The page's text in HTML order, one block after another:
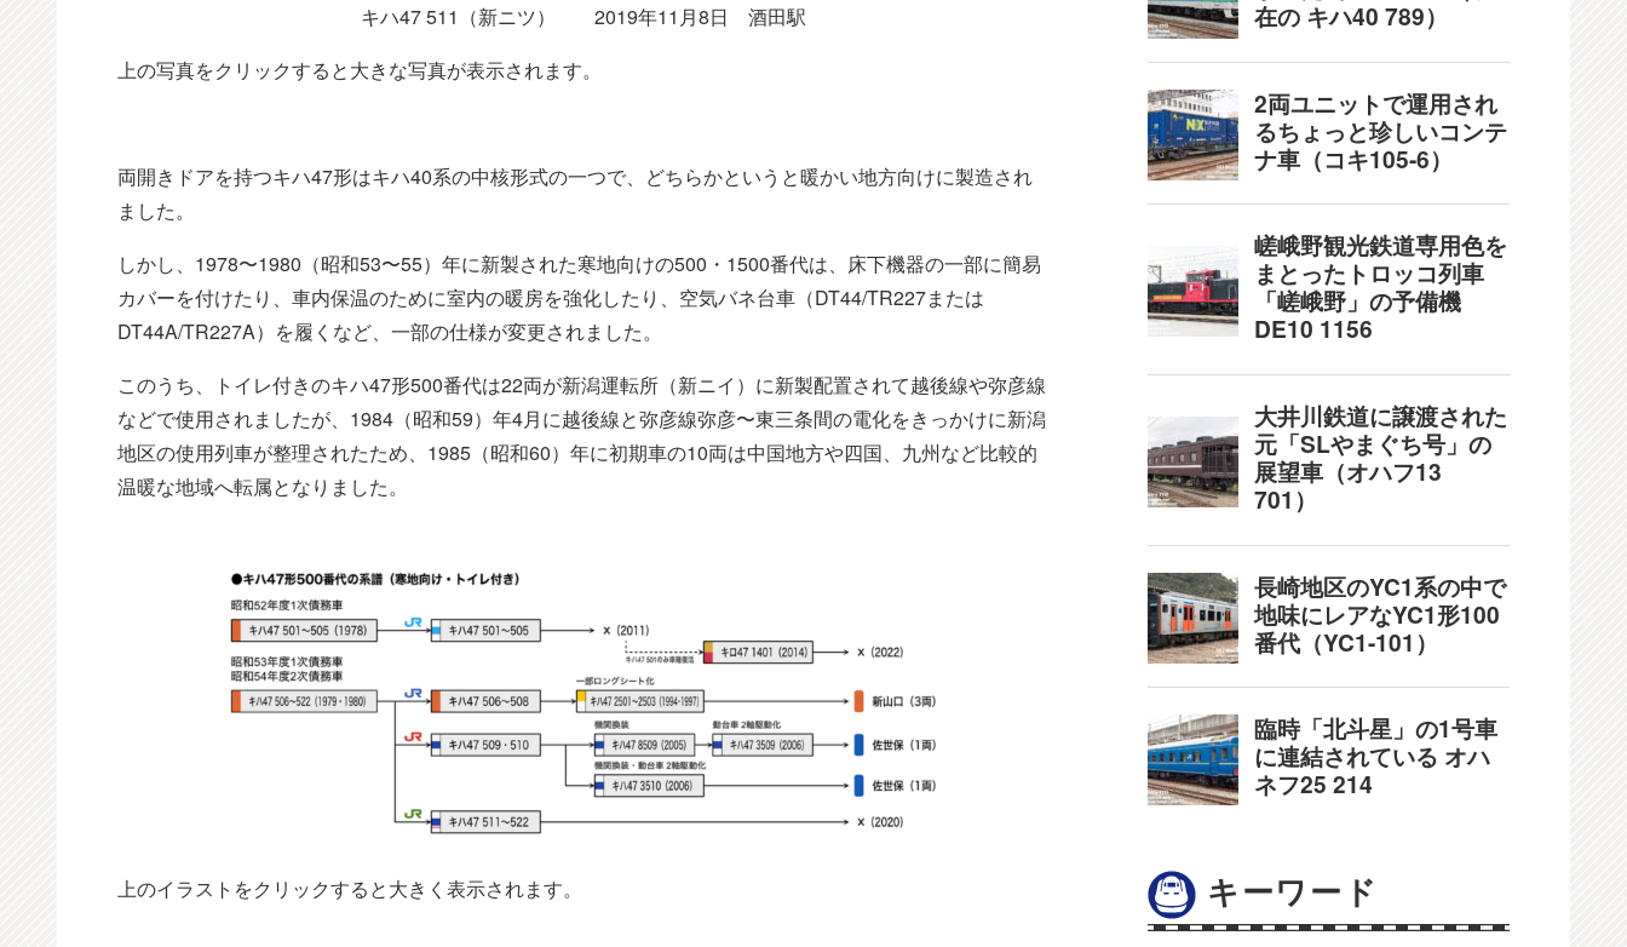
キハ47 511（新ニツ） 2019年11月8日 酒田駅
上の写真をクリックすると大きな写真が表示されます。
両開きドアを持つキハ47形はキハ40系の中核形式の一つで、どちらかというと暖かい地方向けに製造され
ました。
しかし、1978〜1980（昭和53〜55）年に新製された寒地向けの500・1500番代は、床下機器の一部に簡易
カバーを付けたり、車内保温のために室内の暖房を強化したり、空気バネ台車（DT44/TR227または
DT44A/TR227A）を履くなど、一部の仕様が変更されました。
このうち、トイレ付きのキハ47形500番代は22両が新潟運転所（新ニイ）に新製配置されて越後線や弥彦線
などで使用されましたが、1984（昭和59）年4月に越後線と弥彦線弥彦〜東三条間の電化をきっかけに新潟
地区の使用列車が整理されたため、1985（昭和60）年に初期車の10両は中国地方や四国、九州など比較的
温暖な地域へ転属となりました。
上のイラストをクリックすると大きく表示されます。 キーワード